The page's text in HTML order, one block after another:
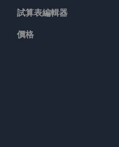
試算表編輯器
價格